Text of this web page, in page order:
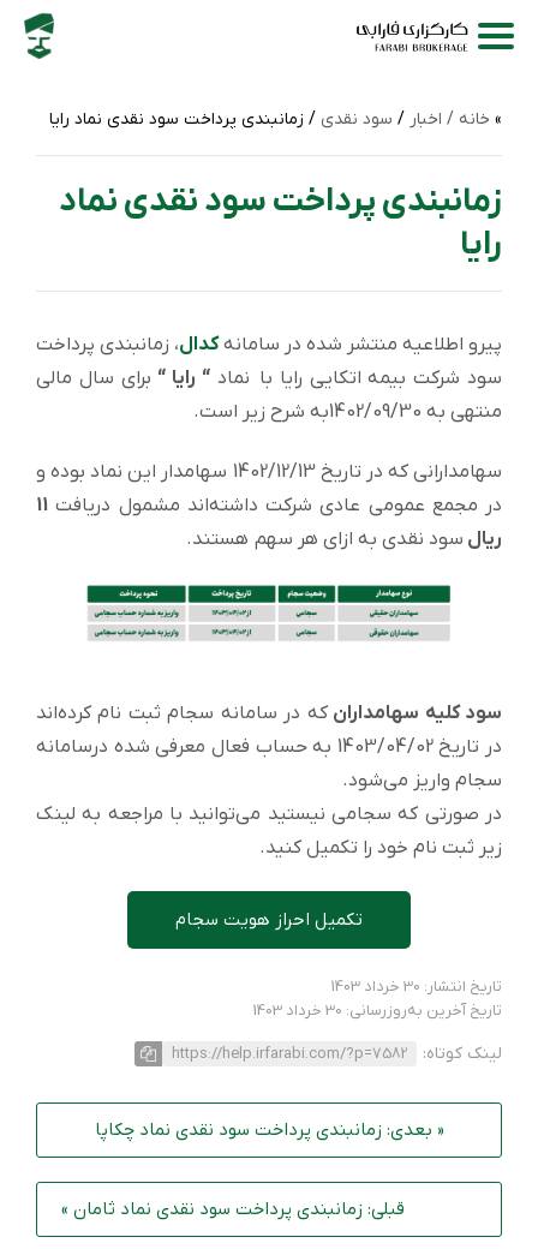
خانه / اخبار / سود نقدی / زمانبندی پرداخت سود نقدی نماد رایا
زمانبندی پرداخت سود نقدی نماد
رایا
پیرو اطلاعیه منتشر شده در سامانه کدال، زمانبندی پرداخت
سود شركت بیمه اتکایی رایا با نماد“ رایا “ برای سال مالی
منتهی به 1402/09/30به شرح زیر است.
سهامدارانی که در تاریخ 1402/12/13 سهامدار این نماد بوده و
در مجمع عمومی عادی شرکت داشته‌اند مشمول دریافت 11
ریال سود نقدی به ازای هر سهم هستند.
سود کلیه سهامدارانکه در سامانه سجام ثبت نام کرده‌اند
در تاریخ 1403/04/02 به حساب فعال معرفی شده درسامانه
سجام واریز می‌شود.
در صورتی که سجامی نیستید می‌توانید با مراجعه به لینک
زیر ثبت نام خود را تکمیل کنید.
تکمیل احراز هویت سجام
تاریخ انتشار: 30 خرداد 1403
تاریخ آخرین به‌روزرسانی: 30 خرداد 1403
لینک کوتاه: https://help.irfarabi.com/?p=7582
« بعدی: زمانبندی پرداخت سود نقدی نماد چکاپا
قبلی: زمانبندی پرداخت سود نقدی نماد ثامان »